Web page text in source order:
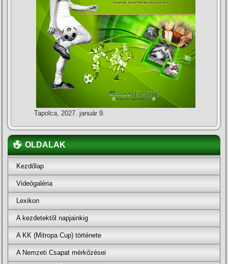
Tapolca, 2027. január 9.
OLDALAK
Kezdőlap
Videógaléria
Lexikon
A kezdetektől napjainkig
A KK (Mitropa Cup) története
A Nemzeti Csapat mérkőzései